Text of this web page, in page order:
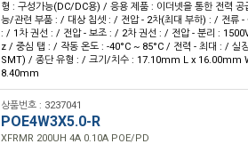
형 : 구성가능(DC/DC용) / 응용 제품 : 이더넷을 통한 전력
능/관련 부품 : / 대상 칩셋 : / 전압 - 2차(최대 부하) : / 전류
: / 1차 권선 : / 전압 - 보조 : / 2차 권선 : / 전압 - 분리 :
z / 중심 탭 : / 작동 온도 : -40°C ~ 85°C / 전력 - 최대 : / 실
SMT) / 종단 유형 : / 크기/치수 : 17.10mm L x 16.00mm
8.40mm
상품번호 : 3237041
POE4W3X5.0-R
XFRMR 200UH 4A 0.10A POE/PD